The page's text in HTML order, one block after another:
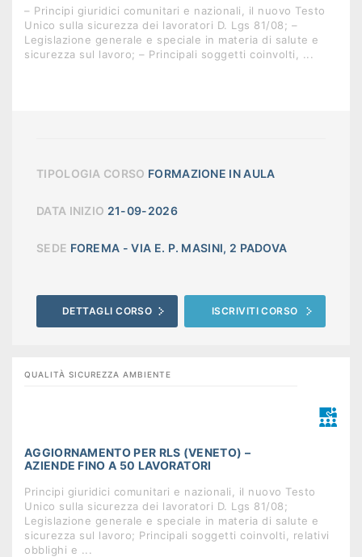
– Principi giuridici comunitari e nazionali, il nuovo Testo
Unico sulla sicurezza dei lavoratori D. Lgs 81/08; –
Legislazione generale e speciale in materia di salute e
sicurezza sul lavoro; – Principali soggetti coinvolti, ...
TIPOLOGIA CORSO FORMAZIONE IN AULA
DATA INIZIO 21-09-2026
SEDE FOREMA - VIA E. P. MASINI, 2 PADOVA
DETTAGLI CORSO ISCRIVITI CORSO
QUALITÀ SICUREZZA AMBIENTE
AGGIORNAMENTO PER RLS (VENETO) –
AZIENDE FINO A 50 LAVORATORI
Principi giuridici comunitari e nazionali, il nuovo Testo
Unico sulla sicurezza dei lavoratori D. Lgs 81/08;
Legislazione generale e speciale in materia di salute e
sicurezza sul lavoro; Principali soggetti coinvolti, relativi
obblighi e ...